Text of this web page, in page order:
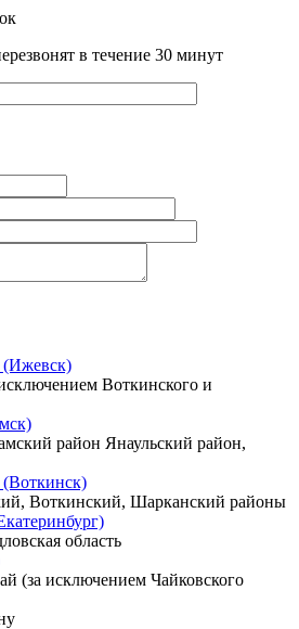
в течение 30 минут
(Ижевск)
Воткинского и
район Янаульский район,
(Воткинск)
Воткинский, Шарканский районы
область
(за исключением Чайковского